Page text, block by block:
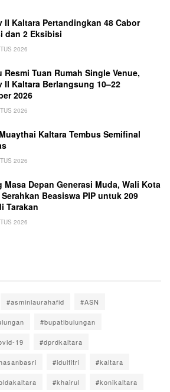
II Kaltara Pertandingkan 48 Cabor
dan 2 Eksibisi
2026
Resmi Tuan Rumah Single Venue,
II Kaltara Berlangsung 10–22
2026
2026
Kaltara Tembus Semifinal
2026
Masa Depan Generasi Muda, Wali Kota
Beasiswa PIP untuk 209
Tarakan
2026
#asminlaurahafid #ASN
#bupatibulungan
19 #dprdkaltara
#idulfitri #kaltara
#khairul #konikaltara